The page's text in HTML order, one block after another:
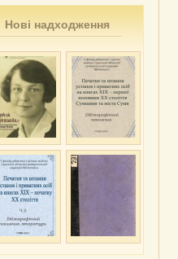
Нові надходження